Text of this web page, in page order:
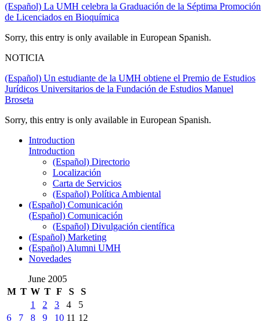
(Español) La UMH celebra la Graduación de la Séptima Promoción
de Licenciados en Bioquímica
Sorry, this entry is only available in European Spanish.
NOTICIA
(Español) Un estudiante de la UMH obtiene el Premio de Estudios
Jurídicos Universitarios de la Fundación de Estudios Manuel
Broseta
Sorry, this entry is only available in European Spanish.
Introduction
Introduction
(Español) Directorio
Localización
Carta de Servicios
(Español) Política Ambiental
(Español) Comunicación
(Español) Comunicación
(Español) Divulgación científica
(Español) Marketing
(Español) Alumni UMH
Novedades
June 2005
M T W T F S
S
1
2 3 4
5
6
7 8 9 10 11 12